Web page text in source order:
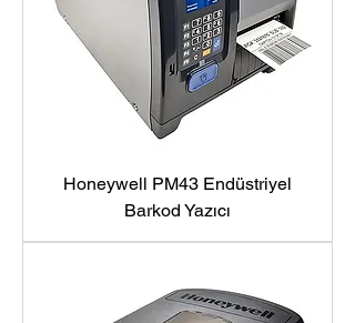
Honeywell PM43 Endüstriyel
Barkod Yazıcı